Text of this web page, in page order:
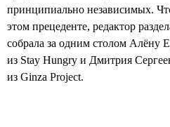
принципиально независимых.
этом прецеденте, редактор
собрала за одним столом Алёну
из Stay Hungry и Дмитрия
из Ginza Project.